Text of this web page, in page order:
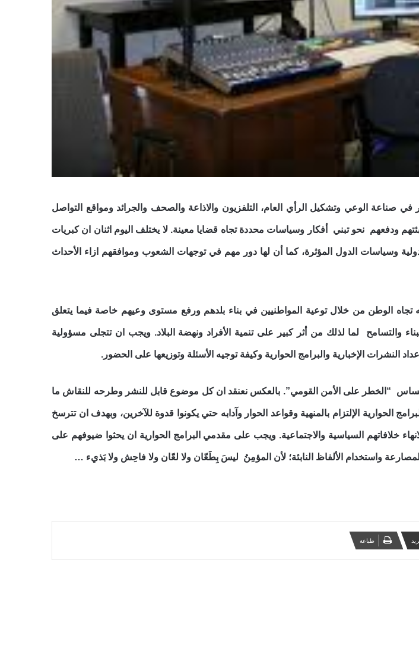
في صناعة الوعي وتشكيل الرأي العام، التلفزيون والاذاعة والصحف والجرائد ومواقع التواصل
ودفعهم نحو تبني أفكار وسياسات محددة تجاه قضايا معينة. لا يختلف اليوم اثنان ان كبريات
وسياسات الدول المؤثرة، كما أن لها دور مهم في توجهات الشعوب وموافقهم ازاء الأحداث
تجاه الوطن من خلال توعية المواطنيين في بناء بلدهم ورفع مستوى وعيهم خاصة فيما يتعلق
والتسامح لما لذلك من أثر كبير على تنمية الأفراد ونهضة البلاد. ويجب ان تتجلى مسؤولية
الإخبارية والبرامج الحوارية وكيفة توجيه الأسئلة وتوزيعها على الحضور.
حساس “الخطر على الأمن القومي”. بالعكس نعنقد ان كل موضوع قابل للنشر وطرحه للنقاش ما
الحوارية الإلتزام بالمنهية وقواعد الحوار وآدابه حتي يكونوا قدوة للآخرين، وبهدف ان تترسخ
خلافاتهم السياسية والاجتماعية. ويجب على مقدمي البرامج الحوارية ان يحثوا ضيوفهم على
واستخدام الألفاظ النابئة؛ لأن المؤمِنُ ليسَ بِطَعّان ولا لعّان ولا فاحِش ولا بَذيء …
طباعة